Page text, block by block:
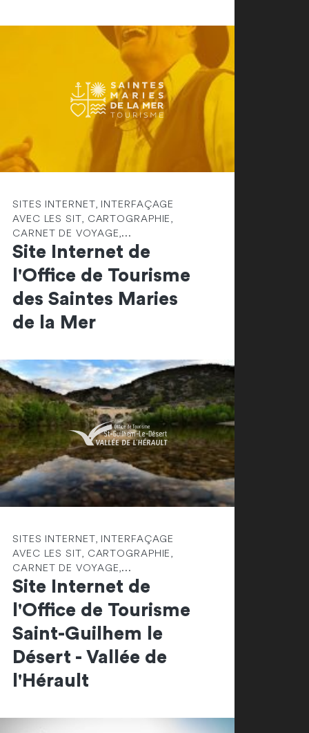
SITES INTERNET, INTERFAÇAGE
AVEC LES SIT, CARTOGRAPHIE,
CARNET DE VOYAGE,...
Site Internet de
l'Office de Tourisme
des Saintes Maries
de la Mer
SITES INTERNET, INTERFAÇAGE
AVEC LES SIT, CARTOGRAPHIE,
CARNET DE VOYAGE,...
Site Internet de
l'Office de Tourisme
Saint-Guilhem le
Désert - Vallée de
l'Hérault